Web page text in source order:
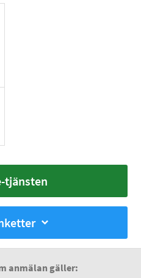
tjänsten
anmälan gäller: